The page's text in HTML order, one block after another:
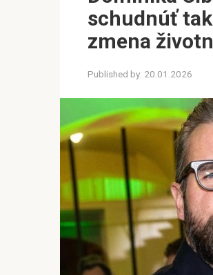
schudnúť
zmena
Published by: 20.01.2026